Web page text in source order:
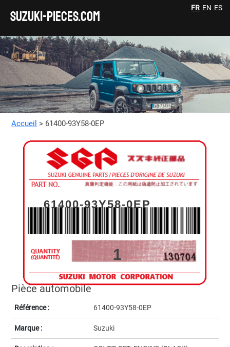
SUZUKI-pieces.com
FR EN ES
Accueil > 61400-93Y58-0EP
Pièce automobile
Référence : 61400-93Y58-0EP
Marque : Suzuki
61400-93Y58-0EP
1